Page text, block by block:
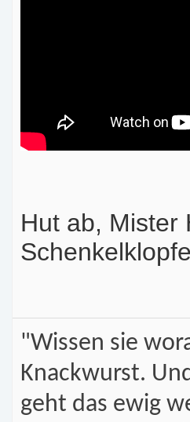
Hut ab, Mister
"Wissen sie
Knackwurst.
geht das ewig